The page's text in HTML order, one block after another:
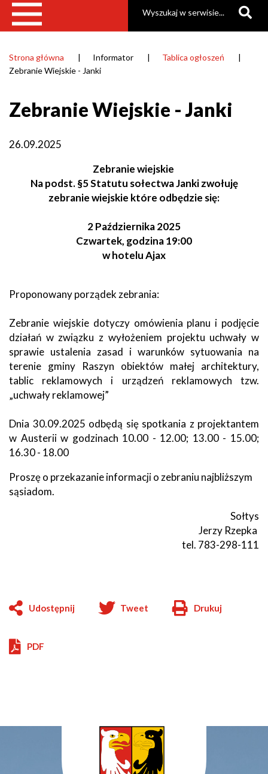
Ścieżka
Strona główna Informator
Tablica ogłoszeń
Zebranie Wiejskie - Janki
Zebranie Wiejskie - Janki
26.09.2025
Zebranie wiejskie
Na podst. §5 Statutu sołectwa Janki zwołuję
zebranie wiejskie które odbędzie się:
2 Października 2025
Czwartek, godzina 19:00
w hotelu Ajax
Proponowany porządek zebrania:
Zebranie wiejskie dotyczy omówienia planu i podjęcie
działań w związku z wyłożeniem projektu uchwały w
sprawie ustalenia zasad i warunków sytuowania na
terenie gminy Raszyn obiektów małej architektury,
tablic reklamowych i urządzeń reklamowych tzw.
„uchwały reklamowej”
Dnia 30.09.2025 odbędą się spotkania z projektantem
w Austerii w godzinach 10.00 - 12.00; 13.00 - 15.00;
16.30 - 18.00
Proszę o przekazanie informacji o zebraniu najbliższym
sąsiadom.
Sołtys
Jerzy Rzepka
tel. 783-298-111
Udostępnij Tweet
Will
Drukuj
PDF